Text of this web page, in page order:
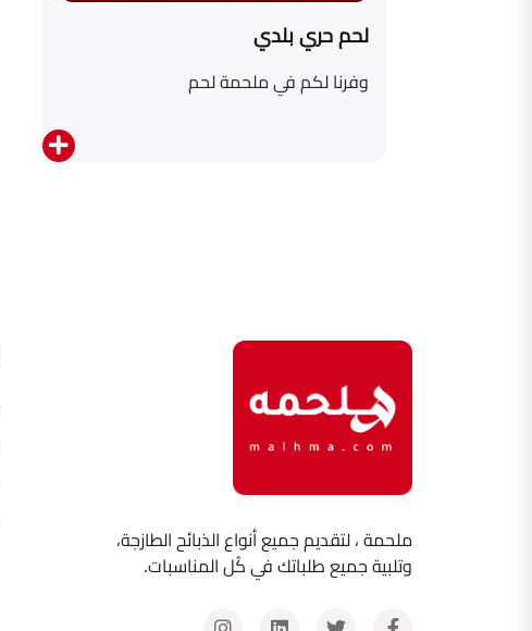
لحم حري بلدي
وفرنا لكم في ملحمة لحم
ملحمة ، لتقديم جميع أنواع الذبائح الطازجة،
وتلبية جميع طلباتك في كُل المناسبات.